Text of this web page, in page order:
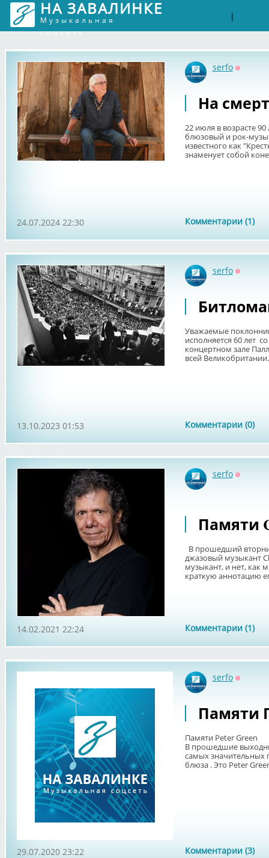
НА ЗАВАЛИНКЕ
Музыкальная
соцсеть
|
serfo
На
22 июля в возрасте
блюзовый и рок-
известного как
знаменует собой
Комментарии (1)
24.07.2024 22:30
serfo
Уважаемые
исполняется 60 лет
концертном зале
всей
Комментарии (0)
13.10.2023 01:53
serfo
Памяти
В прошедший
джазовый музыкант
музыкант, и нет, как
краткую аннотацию
Комментарии (1)
14.02.2021 22:24
serfo
Памяти
Памяти Peter Green
В прошедшие
самых значительных
блюза . Это Peter
Комментарии (3)
29.07.2020 23:22